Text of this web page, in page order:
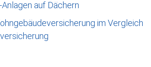
auf Dächern
im Vergleich